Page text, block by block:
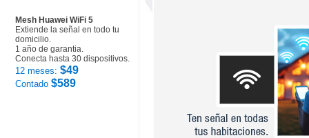
Mesh Huawei WiFi 5
Extiende la señal en todo tu
domicilio.
1 año de garantia.
Conecta hasta 30 dispositivos.
12 meses: $49
Contado $589